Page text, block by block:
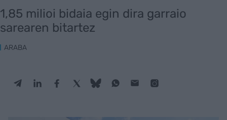
1,85 milioi bidaia egin dira garraio
sarearen bitartez
ARABA